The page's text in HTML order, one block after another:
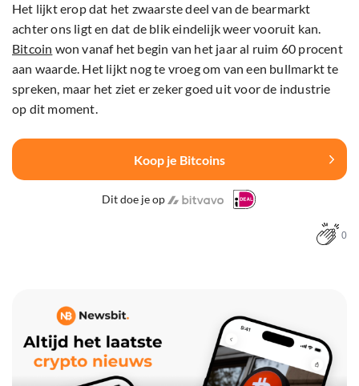
Het lijkt erop dat het zwaarste deel van de bearmarkt
achter ons ligt en dat de blik eindelijk weer vooruit kan.
Bitcoin won vanaf het begin van het jaar al ruim 60 procent
aan waarde. Het lijkt nog te vroeg om van een bullmarkt te
spreken, maar het ziet er zeker goed uit voor de industrie
op dit moment.
Koop je Bitcoins
Dit doe je op
0